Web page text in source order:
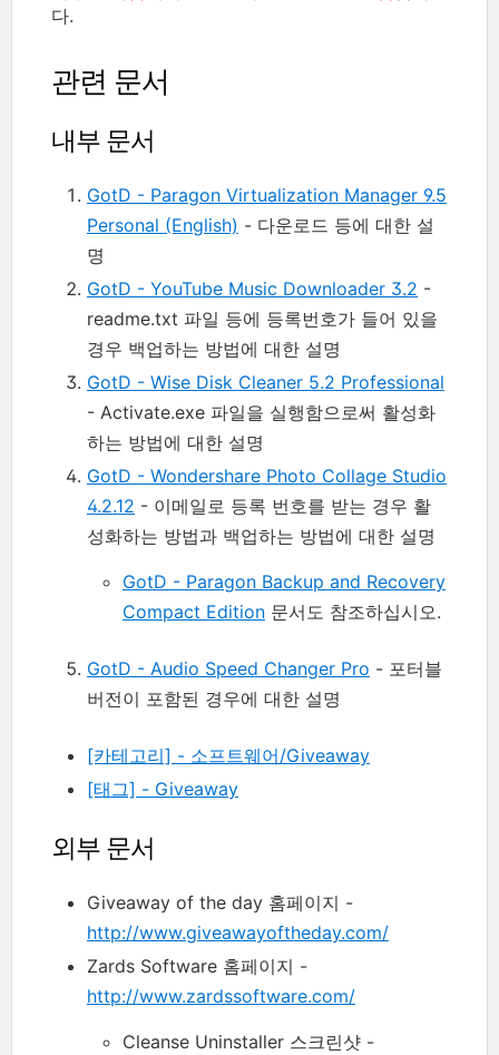
다.
관련 문서
내부 문서
GotD - Paragon Virtualization Manager 9.5
Personal (English) - 다운로드 등에 대한 설
명
GotD - YouTube Music Downloader 3.2 -
readme.txt 파일 등에 등록번호가 들어 있을
경우 백업하는 방법에 대한 설명
GotD - Wise Disk Cleaner 5.2 Professional
- Activate.exe 파일을 실행함으로써 활성화
하는 방법에 대한 설명
GotD - Wondershare Photo Collage Studio
4.2.12 - 이메일로 등록 번호를 받는 경우 활
성화하는 방법과 백업하는 방법에 대한 설명
GotD - Paragon Backup and Recovery
Compact Edition 문서도 참조하십시오.
GotD - Audio Speed Changer Pro - 포터블
버전이 포함된 경우에 대한 설명
[카테고리] - 소프트웨어/Giveaway
[태그] - Giveaway
외부 문서
Giveaway of the day 홈페이지 -
http://www.giveawayoftheday.com/
Zards Software 홈페이지 -
http://www.zardssoftware.com/
Cleanse Uninstaller 스크린샷 -